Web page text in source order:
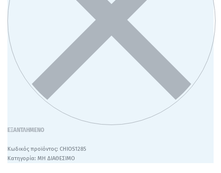
ΕΞΑΝΤΛΗΜΈΝΟ
CHIOS1285
Κατηγορία: ΜΗ ΔΙΑΘΕΣΙΜΟ